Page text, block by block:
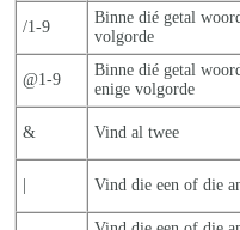
/1-9
Binne dié getal
volgorde
@1-9
Binne dié getal
enige volgorde
& Vind al twee
Vind die een of die